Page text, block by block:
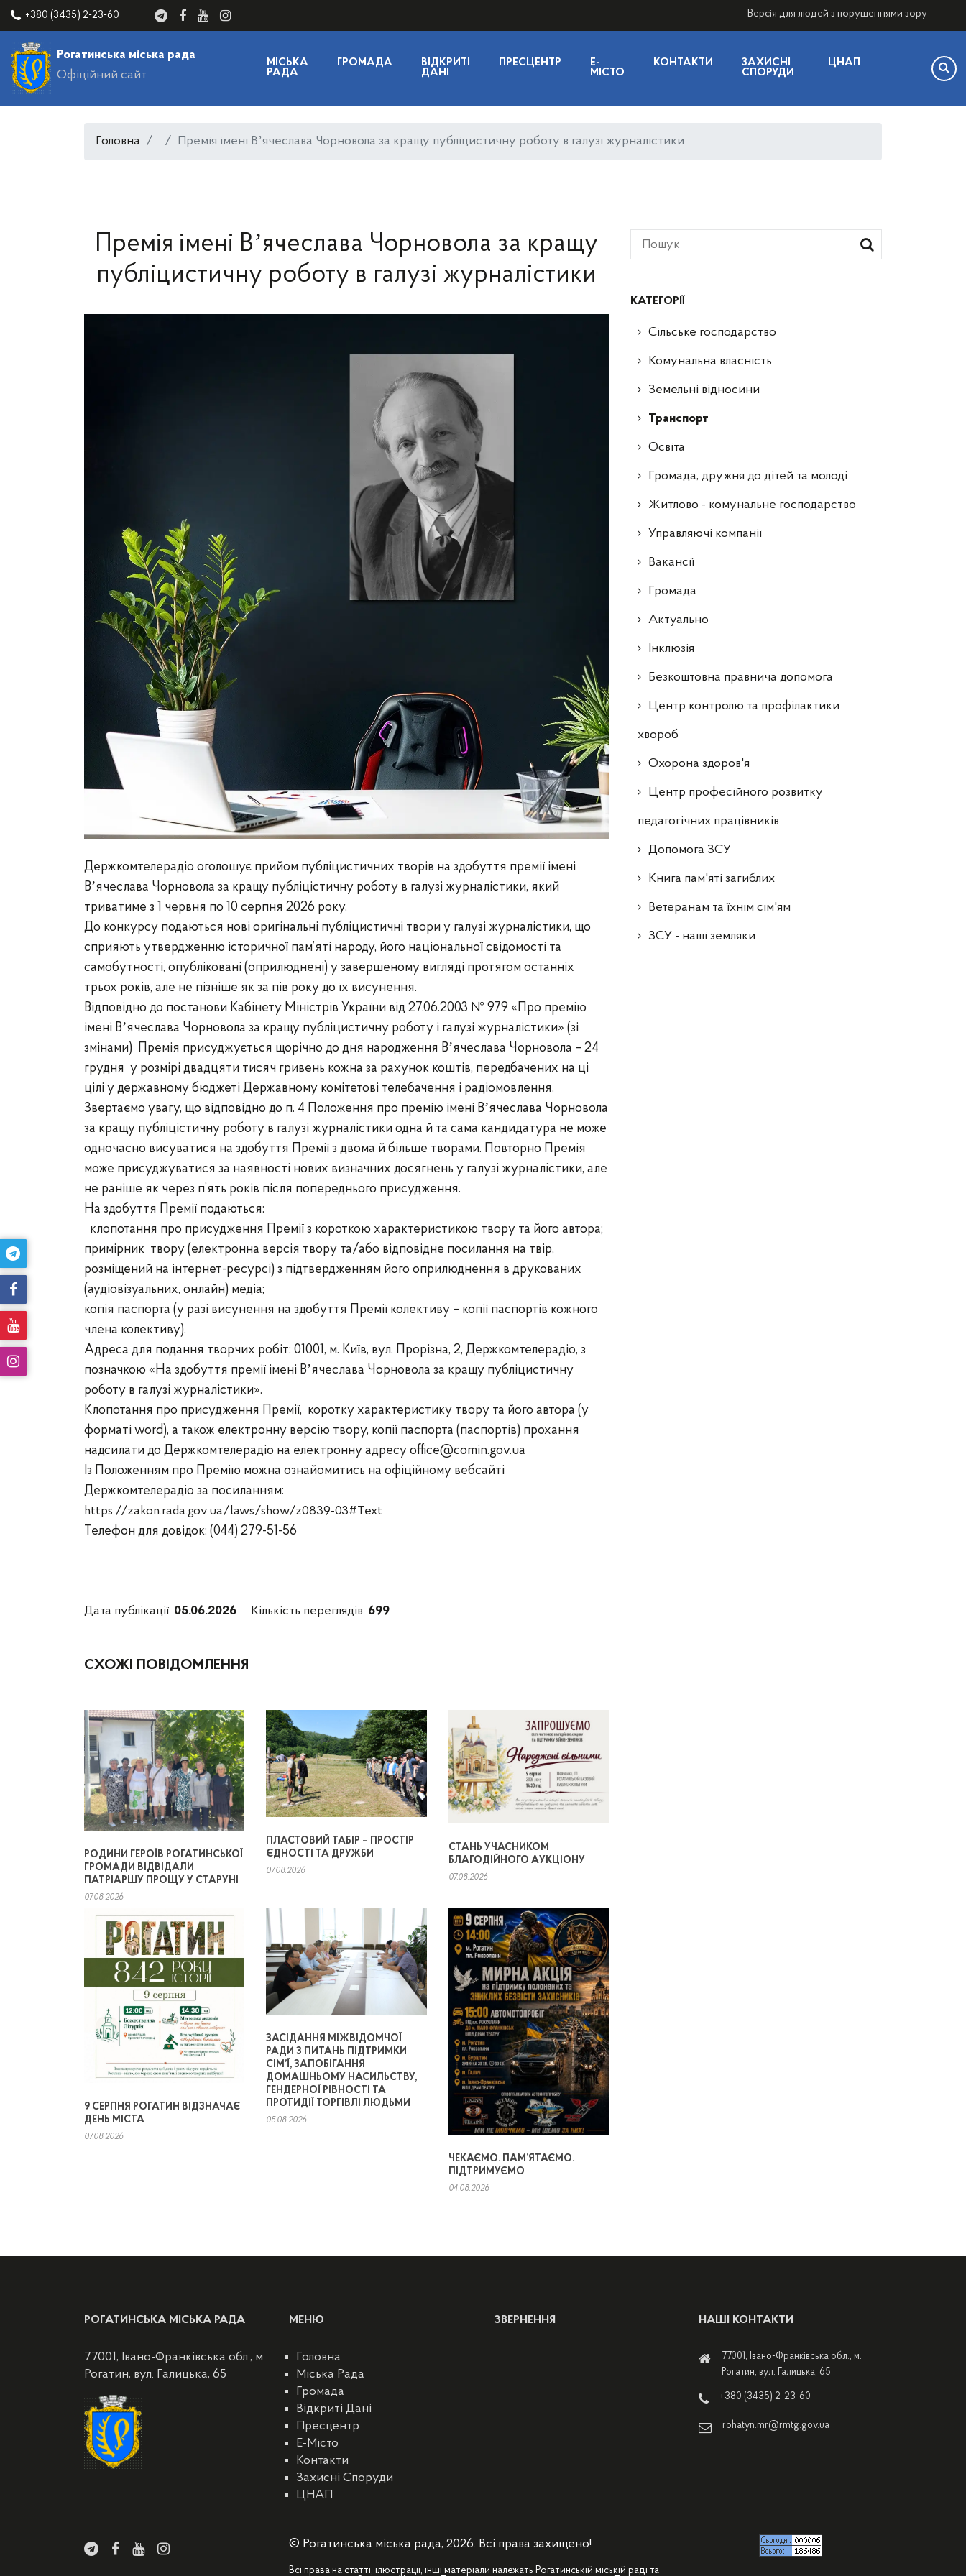
+380 (3435) 2-23-60 Версія для людей з порушеннями зору
Рогатинська міська рада
Офіційний сайт
МІСЬКА
РАДА
ГРОМАДА
ВІДКРИТІ
ДАНІ
ПРЕСЦЕНТР
E-
МІСТО
КОНТАКТИ
ЗАХИСНІ
СПОРУДИ
ЦНАП
Головна Премія імені Вʼячеслава Чорновола за кращу публіцистичну роботу в галузі журналістики
КАТЕГОРІЇ
Сільське господарство
Комунальна власність
Земельні відносини
Транспорт
Освіта
Громада, дружня до дітей та молоді
Житлово - комунальне господарство
Управляючі компанії
Ваканcії
Громада
Актуально
Інклюзія
Безкоштовна правнича допомога
Центр контролю та профілактики
хвороб
Охорона здоров'я
Центр професійного розвитку
педагогічних працівників
Допомога ЗСУ
Книга пам'яті загиблих
Ветеранам та їхнім сім'ям
ЗСУ - наші земляки
Премія імені Вʼячеслава Чорновола за кращу
публіцистичну роботу в галузі журналістики
Держкомтелерадіо оголошує прийом публіцистичних творів на здобуття премії імені
Вʼячеслава Чорновола за кращу публіцістичну роботу в галузі журналістики, який
триватиме з 1 червня по 10 серпня 2026 року.
До конкурсу подаються нові оригінальні публіцистичні твори у галузі журналістики, що
сприяють утвердженню історичної пам’яті народу, його національної свідомості та
самобутності, опубліковані (оприлюднені) у завершеному вигляді протягом останніх
трьох років, але не пізніше як за пів року до їх висунення.
Відповідно до постанови Кабінету Міністрів України від 27.06.2003 № 979 «Про премію
імені Вʼячеслава Чорновола за кращу публіцистичну роботу і галузі журналістики» (зі
змінами) Премія присуджується щорічно до дня народження Вʼячеслава Чорновола – 24
грудня у розмірі двадцяти тисяч гривень кожна за рахунок коштів, передбачених на ці
цілі у державному бюджеті Державному комітетові телебачення і радіомовлення.
Звертаємо увагу, що відповідно до п. 4 Положення про премію імені Вʼячеслава Чорновола
за кращу публіцістичну роботу в галузі журналістики одна й та сама кандидатура не може
одночасно висуватися на здобуття Премії з двома й більше творами. Повторно Премія
може присуджуватися за наявності нових визначних досягнень у галузі журналістики, але
не раніше як через п’ять років після попереднього присудження.
На здобуття Премії подаються:
клопотання про присудження Премії з короткою характеристикою твору та його автора;
примірник твору (електронна версія твору та/або відповідне посилання на твір,
розміщений на інтернет-ресурсі) з підтвердженням його оприлюднення в друкованих
(аудіовізуальних, онлайн) медіа;
копія паспорта (у разі висунення на здобуття Премії колективу – копії паспортів кожного
члена колективу).
Адреса для подання творчих робіт: 01001, м. Київ, вул. Прорізна, 2, Держкомтелерадіо, з
позначкою «На здобуття премії імені Вʼячеслава Чорновола за кращу публіцистичну
роботу в галузі журналістики».
Клопотання про присудження Премії, коротку характеристику твору та його автора (у
форматі word), а також електронну версію твору, копії паспорта (паспортів) прохання
надсилати до Держкомтелерадіо на електронну адресу office@comin.gov.ua
Із Положенням про Премію можна ознайомитись на офіційному вебсайті
Держкомтелерадіо за посиланням:
https://zakon.rada.gov.ua/laws/show/z0839-03#Text
Телефон для довідок: (044) 279-51-56
Дата публікації: 05.06.2026 Кількість переглядів: 699
СХОЖІ ПОВІДОМЛЕННЯ
РОДИНИ ГЕРОЇВ РОГАТИНСЬКОЇ
ГРОМАДИ ВІДВІДАЛИ
ПАТРІАРШУ ПРОЩУ У СТАРУНІ
07.08.2026
ПЛАСТОВИЙ ТАБІР – ПРОСТІР
ЄДНОСТІ ТА ДРУЖБИ
07.08.2026
СТАНЬ УЧАСНИКОМ
БЛАГОДІЙНОГО АУКЦІОНУ
07.08.2026
9 СЕРПНЯ РОГАТИН ВІДЗНАЧАЄ
ДЕНЬ МІСТА
07.08.2026
ЗАСІДАННЯ МІЖВІДОМЧОЇ
РАДИ З ПИТАНЬ ПІДТРИМКИ
СІМ’Ї, ЗАПОБІГАННЯ
ДОМАШНЬОМУ НАСИЛЬСТВУ,
ГЕНДЕРНОЇ РІВНОСТІ ТА
ПРОТИДІЇ ТОРГІВЛІ ЛЮДЬМИ
05.08.2026
ЧЕКАЄМО. ПАМ’ЯТАЄМО.
ПІДТРИМУЄМО
04.08.2026
РОГАТИНСЬКА МІСЬКА РАДА
77001, Івано-Франківська обл., м.
Рогатин, вул. Галицька, 65
МЕНЮ
Головна
Міська Рада
Громада
Відкриті Дані
Пресцентр
E-Місто
Контакти
Захисні Споруди
ЦНАП
ЗВЕРНЕННЯ НАШІ КОНТАКТИ
77001, Івано-Франківська обл., м.
Рогатин, вул. Галицька, 65
+380 (3435) 2-23-60
rohatyn.mr@rmtg.gov.ua
© Рогатинська міська рада, 2026. Всі права захищено!
Всі права на статті, ілюстрації, інші матеріали належать Рогатинській міській раді та